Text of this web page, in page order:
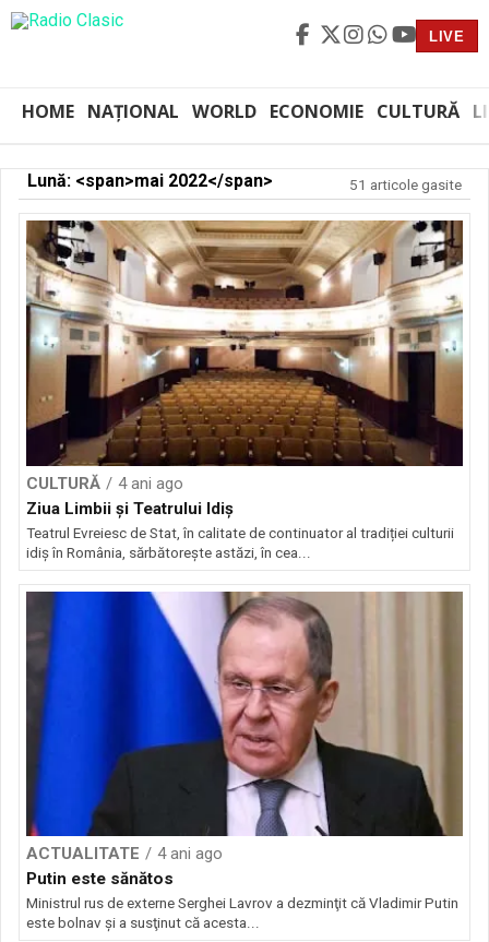
LIVE
HOME NAȚIONAL WORLD ECONOMIE CULTURĂ
Lună: <span>mai 2022</span> 51 articole gasite
CULTURĂ
4 ani ago
Ziua Limbii și Teatrului Idiș
Teatrul Evreiesc de Stat, în calitate de continuator al tradiției culturii
idiș în România, sărbătorește astăzi, în cea...
ACTUALITATE
4 ani ago
Putin este sănătos
Ministrul rus de externe Serghei Lavrov a dezminţit că Vladimir Putin
este bolnav şi a susţinut că acesta...